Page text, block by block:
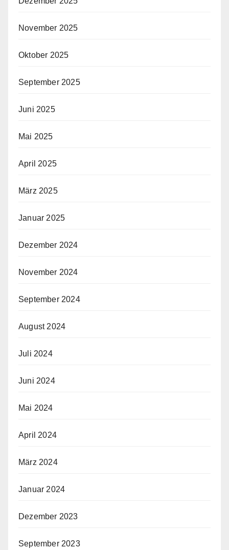
November 2025
Oktober 2025
September 2025
Juni 2025
Mai 2025
April 2025
März 2025
Januar 2025
Dezember 2024
November 2024
September 2024
August 2024
Juli 2024
Juni 2024
Mai 2024
April 2024
März 2024
Januar 2024
Dezember 2023
September 2023